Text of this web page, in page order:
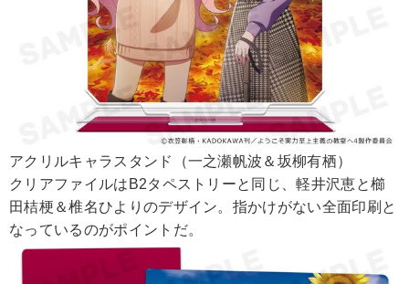
アクリルキャラスタンド（一之瀬帆波＆坂柳有栖）
クリアファイルはB2タペストリーと同じ、軽井沢恵と櫛
田桔梗＆椎名ひよりのデザイン。指かけがない全面印刷と
なっているのがポイントだ。